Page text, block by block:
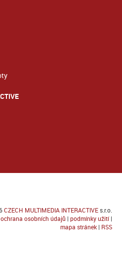
CZECH MULTIMEDIA INTERACTIVEs.r.o.
ochrana osobních údajů | podmínky užití |
mapa stránek | RSS